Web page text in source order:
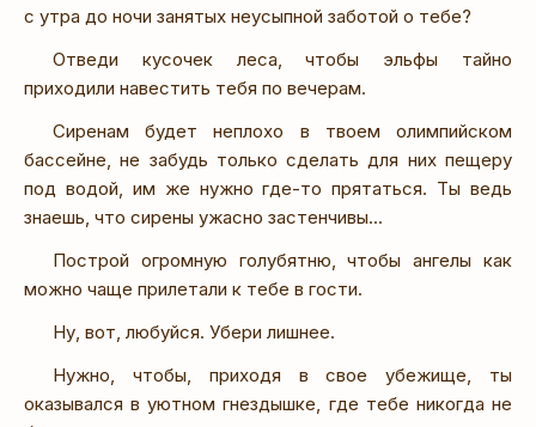
с утра до ночи занятых неусыпной заботой о тебе?
Отведи кусочек леса, чтобы эльфы тайно
приходили навестить тебя по вечерам.
Сиренам будет неплохо в твоем олимпийском
бассейне, не забудь только сделать для них пещеру
под водой, им же нужно где-то прятаться. Ты ведь
знаешь, что сирены ужасно застенчивы...
Построй огромную голубятню, чтобы ангелы как
можно чаще прилетали к тебе в гости.
Ну, вот, любуйся. Убери лишнее.
Нужно, чтобы, приходя в свое убежище, ты
оказывался в уютном гнездышке, где тебе никогда не